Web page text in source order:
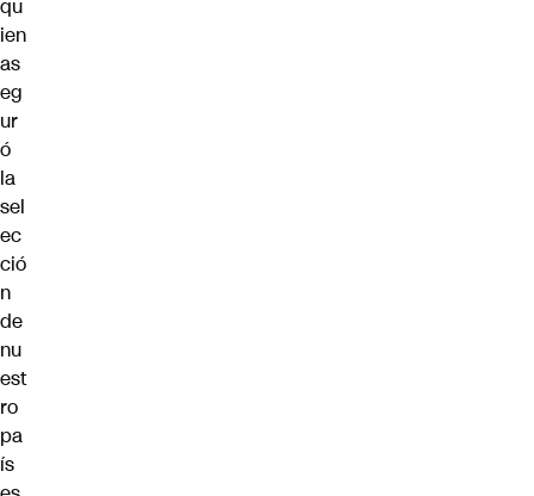
qu
ien
as
eg
ur
ó
la
sel
ec
ció
n
de
nu
est
ro
pa
ís